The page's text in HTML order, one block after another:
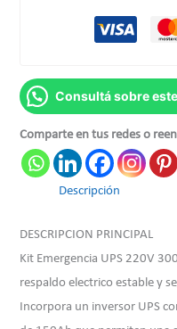
Consultá sobre
Comparte en tus redes o
Descripción
DESCRIPCION PRINCIPAL
Kit Emergencia UPS 220V
respaldo electrico estable y
Incorpora un inversor UPS